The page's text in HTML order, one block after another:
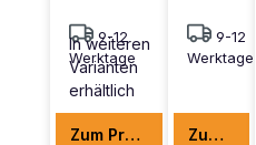
9-12
Werktage
In weiteren
Varianten
erhältlich
Zum Produkt
9-12
Werktage
Zum Produkt